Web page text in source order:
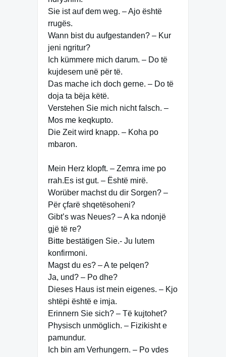
Sie ist auf dem weg. – Ajo është
rrugës.
Wann bist du aufgestanden? – Kur
jeni ngritur?
Ich kümmere mich darum. – Do të
kujdesem unë për të.
Das mache ich doch gerne. – Do të
doja ta bëja këtë.
Verstehen Sie mich nicht falsch. –
Mos me keqkupto.
Die Zeit wird knapp. – Koha po
mbaron.
Mein Herz klopft. – Zemra ime po
rrah.Es ist gut. – Është mirë.
Worüber machst du dir Sorgen? –
Për çfarë shqetësoheni?
Gibt’s was Neues? – A ka ndonjë
gjë të re?
Bitte bestätigen Sie.- Ju lutem
konfirmoni.
Magst du es? – A te pelqen?
Ja, und? – Po dhe?
Dieses Haus ist mein eigenes. – Kjo
shtëpi është e imja.
Erinnern Sie sich? – Të kujtohet?
Physisch unmöglich. – Fizikisht e
pamundur.
Ich bin am Verhungern. – Po vdes